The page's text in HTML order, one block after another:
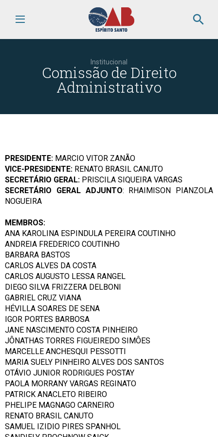
search
Institucional
Comissão de Direito
Administrativo
PRESIDENTE: MARCIO VITOR ZANÃO
VICE-PRESIDENTE: RENATO BRASIL CANUTO
SECRETÁRIO GERAL: PRISCILA SIQUEIRA VARGAS
SECRETÁRIO GERAL ADJUNTO: RHAIMISON PIANZOLA
NOGUEIRA
MEMBROS:
ANA KAROLINA ESPINDULA PEREIRA COUTINHO
ANDREIA FREDERICO COUTINHO
BARBARA BASTOS
CARLOS ALVES DA COSTA
CARLOS AUGUSTO LESSA RANGEL
DIEGO SILVA FRIZZERA DELBONI
GABRIEL CRUZ VIANA
HÉVILLA SOARES DE SENA
IGOR PORTES BARBOSA
JANE NASCIMENTO COSTA PINHEIRO
JÔNATHAS TORRES FIGUEIREDO SIMÔES
MARCELLE ANCHESQUI PESSOTTI
MARIA SUELY PINHEIRO ALVES DOS SANTOS
OTÁVIO JUNIOR RODRIGUES POSTAY
PAOLA MORRANY VARGAS REGINATO
PATRICK ANACLETO RIBEIRO
PHELIPE MAGNAGO CARNEIRO
RENATO BRASIL CANUTO
SAMUEL IZIDIO PIRES SPANHOL